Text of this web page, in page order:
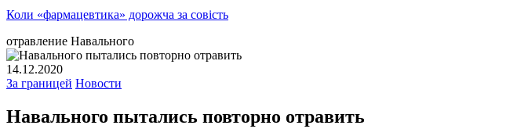
Коли «фармацевтика» дорожча за совість
отравление Навального
14.12.2020
За границей Новости
Навального пытались повторно отравить